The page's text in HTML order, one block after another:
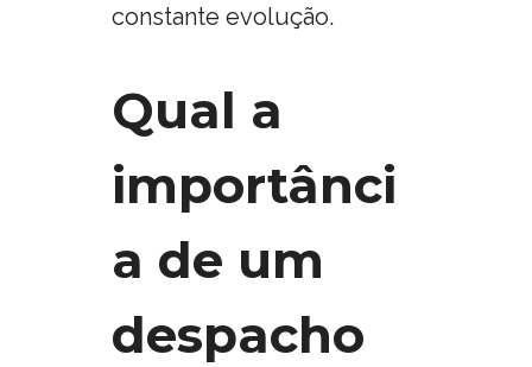
constante evolução.
Qual a
importânci
a de um
despacho